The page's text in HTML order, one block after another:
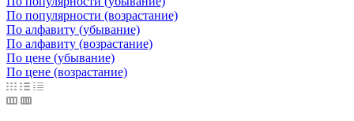
По популярности (возрастание)
По алфавиту (убывание)
По алфавиту (возрастание)
По цене (убывание)
По цене (возрастание)